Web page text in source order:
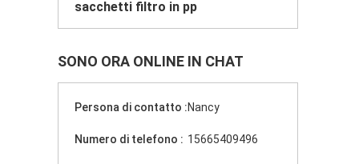
sacchetti filtro in pp
SONO ORA ONLINE IN CHAT
Persona di contatto :Nancy
Numero di telefono : 15665409496